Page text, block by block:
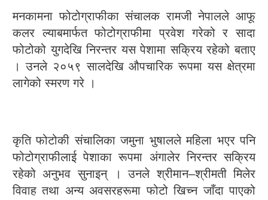
मनकामना फोटोग्राफीका संचालक रामजी नेपालले आफू
कलर ल्याबमार्फत फोटोग्राफीमा प्रवेश गरेको र सादा
फोटोको युगदेखि निरन्तर यस पेशामा सक्रिय रहेको बताए
। उनले २०५९ सालदेखि औपचारिक रूपमा यस क्षेत्रमा
लागेको स्मरण गरे ।
कृति फोटोकी संचालिका जमुना भुषालले महिला भएर पनि
फोटोग्राफीलाई पेशाका रूपमा अंगालेर निरन्तर सक्रिय
रहेको अनुभव सुनाइन् । उनले श्रीमान–श्रीमती मिलेर
विवाह तथा अन्य अवसरहरूमा फोटो खिच्न जाँदा पाएको